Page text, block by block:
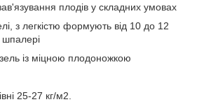
плодів у складних умовах
з легкістю формують від 10 до 12
шпалері
із міцною плодоножкою
25-27 кг/м2.